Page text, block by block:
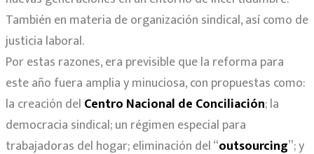
También en materia de organización sindical, así como de
justicia laboral.
Por estas razones, era previsible que la reforma para
este año fuera amplia y minuciosa, con propuestas como:
la creación del Centro Nacional de Conciliación; la
democracia sindical; un régimen especial para
trabajadoras del hogar; eliminación del “outsourcing”; y